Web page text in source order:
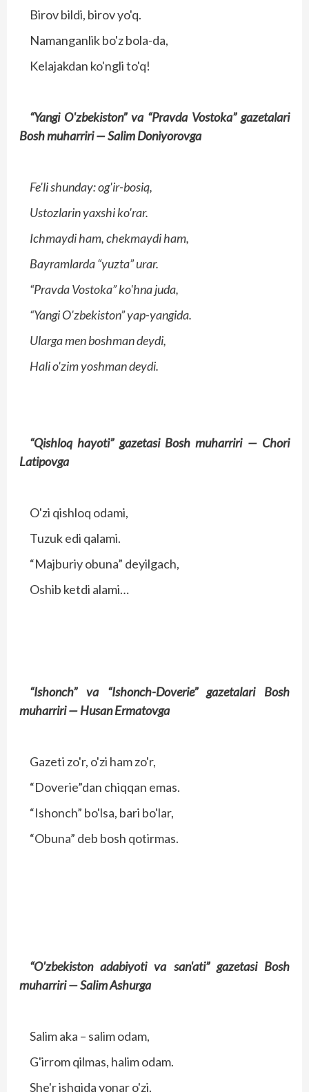
Birov bildi, birov yo'q.
Namanganlik bo'z bola-da,
Kelajakdan ko'ngli to'q!
“Yangi O'zbekiston” va “Pravda Vostoka” gazetalari
Bosh muharriri —Salim Doniyorovga
Fe'li shunday: og'ir-bosiq,
Ustozlarin yaxshi ko'rar.
Ichmaydi ham, chekmaydi ham,
Bayramlarda “yuzta” urar.
“Pravda Vostoka” ko'hna juda,
“Yangi O'zbekiston” yap-yangida.
Ularga men boshman deydi,
Hali o'zim yoshman deydi.
“Qishloq hayoti” gazetasi Bosh muharriri — Chori
Latipovga
O'zi qishloq odami,
Tuzuk edi qalami.
“Majburiy obuna” deyilgach,
Oshib ketdi alami…
“Ishonch” va “Ishonch-Doverie” gazetalari Bosh
muharriri —Husan Ermatovga
Gazeti zo'r, o'zi ham zo'r,
“Doverie”dan chiqqan emas.
“Ishonch” bo'lsa, bari bo'lar,
“Obuna” deb bosh qotirmas.
“O'zbekiston adabiyoti va san'ati” gazetasi Bosh
muharriri —Salim Ashurga
Salim aka – salim odam,
G'irrom qilmas, halim odam.
She'r ishqida yonar o'zi,